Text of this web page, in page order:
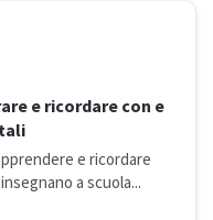
e ricordare con e
e ricordare
a scuola...